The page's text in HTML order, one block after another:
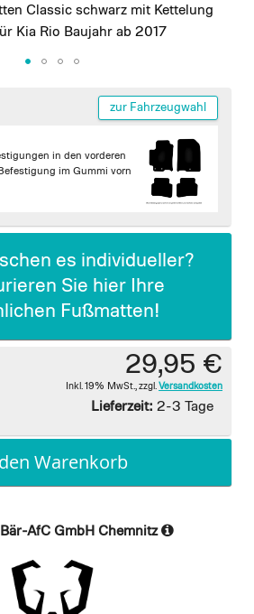
Classic schwarz mit Kettelung
Kia Rio Baujahr ab 2017
zur Fahrzeugwahl
in den vorderen
im Gummi vorn
es individueller?
Sie hier Ihre
Fußmatten!
29,95 €
Inkl. 19% MwSt. zzgl. Versandkosten
Lieferzeit: 2-3 Tage
Warenkorb
Bär-AfC GmbH Chemnitz